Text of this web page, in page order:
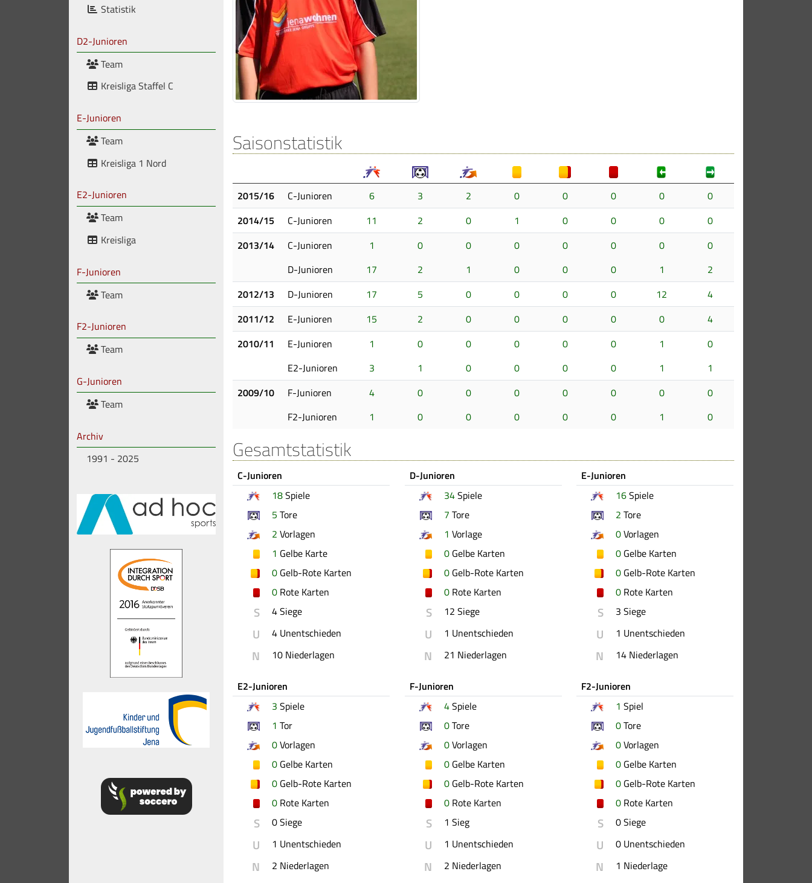
Statistik
D2-Junioren
Team
Kreisliga Staffel C
E-Junioren
Team
Kreisliga 1 Nord
E2-Junioren
Team
Kreisliga
F-Junioren
Team
F2-Junioren
Team
G-Junioren
Team
Archiv
1991 - 2025
Saisonstatistik
2015/16 C-Junioren 6 3 2 0 0 0 0
0
2014/15
C-Junioren 11 2 0 1 0 0 0
0
2013/14
C-Junioren 1 0 0 0 0 0 0
0
D-Junioren
17 2 1 0 0 0 1
2
2012/13
D-Junioren 17 5 0 0 0 0 12
4
2011/12
E-Junioren 15 2 0 0 0 0 0
4
2010/11
E-Junioren 1 0 0 0 0 0 1
0
E2-Junioren
3 1 0 0 0 0 1
1
2009/10
F-Junioren 4 0 0 0 0 0 0
0
F2-Junioren
1 0 0 0 0 0 1 0
Gesamtstatistik
C-Junioren
18Spiele
5 Tore
2 Vorlagen
1 Gelbe Karte
0 Gelb-Rote Karten
0 Rote Karten
S 4 Siege
U 4 Unentschieden
N 10 Niederlagen
D-Junioren
34Spiele
7 Tore
1 Vorlage
0Gelbe Karten
0Gelb-Rote Karten
0Rote Karten
S 12 Siege
U 1 Unentschieden
N 21 Niederlagen
E-Junioren
16Spiele
2 Tore
0Vorlagen
0 Gelbe Karten
0 Gelb-Rote Karten
0 Rote Karten
S 3 Siege
U 1 Unentschieden
N 14 Niederlagen
E2-Junioren
3 Spiele
1 Tor
0Vorlagen
0 Gelbe Karten
0 Gelb-Rote Karten
0 Rote Karten
S 0 Siege
U 1 Unentschieden
N 2 Niederlagen
F-Junioren
4Spiele
0Tore
0Vorlagen
0Gelbe Karten
0Gelb-Rote Karten
0Rote Karten
S 1 Sieg
U 1 Unentschieden
N 2 Niederlagen
F2-Junioren
1 Spiel
0Tore
0Vorlagen
0 Gelbe Karten
0 Gelb-Rote Karten
0 Rote Karten
S 0 Siege
U 0 Unentschieden
N 1 Niederlage